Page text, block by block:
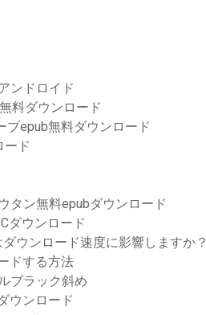
ンドロイド
料ダウンロード
ブepub無料ダウンロード
ード
タン無料epubダウンロード
ダウンロード
ウンロード速度に影響しますか？
ドする方法
ブラック斜め
ウンロード